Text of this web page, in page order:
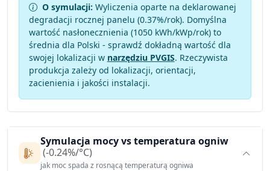
O symulacji: Wyliczenia oparte na deklarowanej
degradacji rocznej panelu (0.37%/rok). Domyślna
wartość nasłonecznienia (1050 kWh/kWp/rok) to
średnia dla Polski - sprawdź dokładną wartość dla
swojej lokalizacji w narzędziu PVGIS. Rzeczywista
produkcja zależy od lokalizacji, orientacji,
zacienienia i jakości instalacji.
Symulacja mocy vs temperatura ogniw
(-0.24%/°C)
jak moc spada z rosnącą temperaturą ogniwa